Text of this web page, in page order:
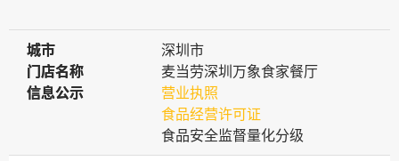
城市
城市
深圳市
门店名称
门店名称
麦当劳深圳万象食家餐厅
信息公示
信息公示
营业执照
食品经营许可证
食品安全监督量化分级